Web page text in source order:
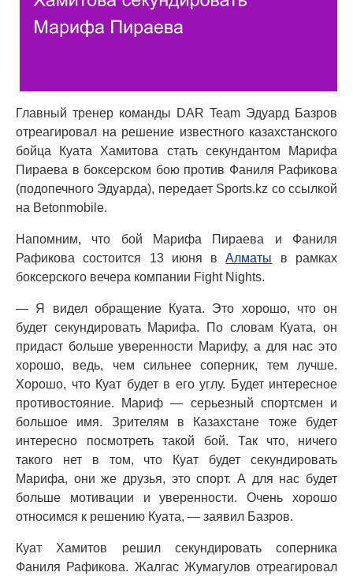
Главный тренер команды DAR Team Эдуард Базров
отреагировал на решение известного казахстанского
бойца Куата Хамитова стать секундантом Марифа
Пираева в боксерском бою против Фаниля Рафикова
(подопечного Эдуарда), передает Sports.kz со ссылкой
на Betonmobile.
Напомним, что бой Марифа Пираева и Фаниля
Рафикова состоится 13 июня вАлматы в рамках
боксерского вечера компании Fight Nights.
— Я видел обращение Куата. Это хорошо, что он
будет секундировать Марифа. По словам Куата, он
придаст больше уверенности Марифу, а для нас это
хорошо, ведь, чем сильнее соперник, тем лучше.
Хорошо, что Куат будет в его углу. Будет интересное
противостояние. Мариф — серьезный спортсмен и
большое имя. Зрителям в Казахстане тоже будет
интересно посмотреть такой бой. Так что, ничего
такого нет в том, что Куат будет секундировать
Марифа, они же друзья, это спорт. А для нас будет
больше мотивации и уверенности. Очень хорошо
относимся к решению Куата, — заявил Базров.
Куат Хамитов решил секундировать соперника
Фаниля Рафикова. Жалгас Жумагулов отреагировал